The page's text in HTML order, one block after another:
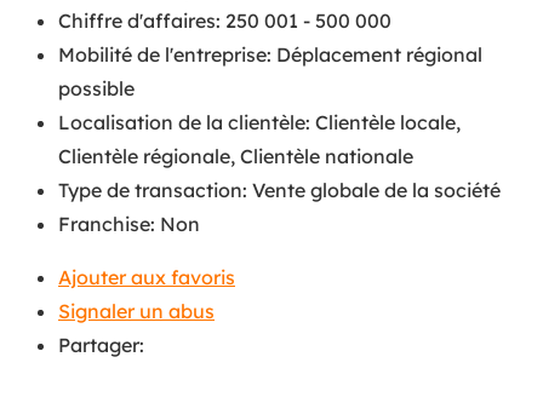
Chiffre d'affaires: 250 001 - 500 000
Mobilité de l'entreprise: Déplacement régional
possible
Localisation de la clientèle: Clientèle locale,
Clientèle régionale, Clientèle nationale
Type de transaction: Vente globale de la société
Franchise: Non
Ajouter aux favoris
Signaler un abus
Partager: